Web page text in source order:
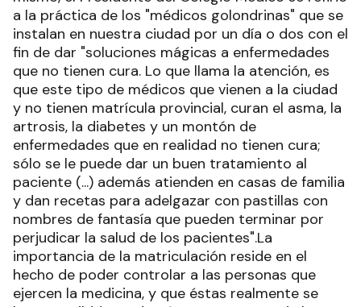
a la práctica de los "médicos golondrinas" que se
instalan en nuestra ciudad por un día o dos con el
fin de dar "soluciones mágicas a enfermedades
que no tienen cura. Lo que llama la atención, es
que este tipo de médicos que vienen a la ciudad
y no tienen matrícula provincial, curan el asma, la
artrosis, la diabetes y un montón de
enfermedades que en realidad no tienen cura;
sólo se le puede dar un buen tratamiento al
paciente (...) además atienden en casas de familia
y dan recetas para adelgazar con pastillas con
nombres de fantasía que pueden terminar por
perjudicar la salud de los pacientes".La
importancia de la matriculación reside en el
hecho de poder controlar a las personas que
ejercen la medicina, y que éstas realmente se